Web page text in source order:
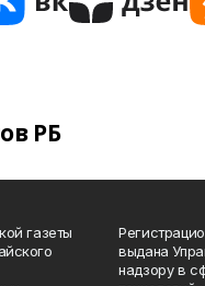
РБ
газеты
выдана
надзору в